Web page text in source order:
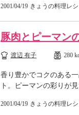
2001/04/19 きょうの料理レ
豚肉とピーマン
渡辺 有子 280
香り豊かでコクのある
ト。ピーマンの彩りが
2001/04/19 きょうの料理レ